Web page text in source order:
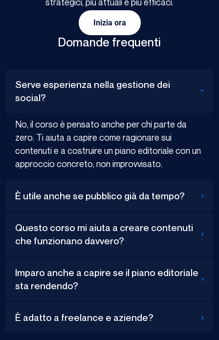
Inizia ora
Domande frequenti
Serve esperienza nella gestione dei
social?
›
No, il corso è pensato anche per chi parte da
zero. Ti aiuta a capire come ragionare sui
contenuti e a costruire un piano editoriale con un
approccio concreto, non improvvisato.
È utile anche se pubblico già da tempo? ›
Questo corso mi aiuta a creare contenuti
che funzionano davvero?
›
Imparo anche a capire se il piano editoriale
sta rendendo?
›
È adatto a freelance e aziende? ›